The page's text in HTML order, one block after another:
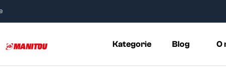
Kategorie Blog O